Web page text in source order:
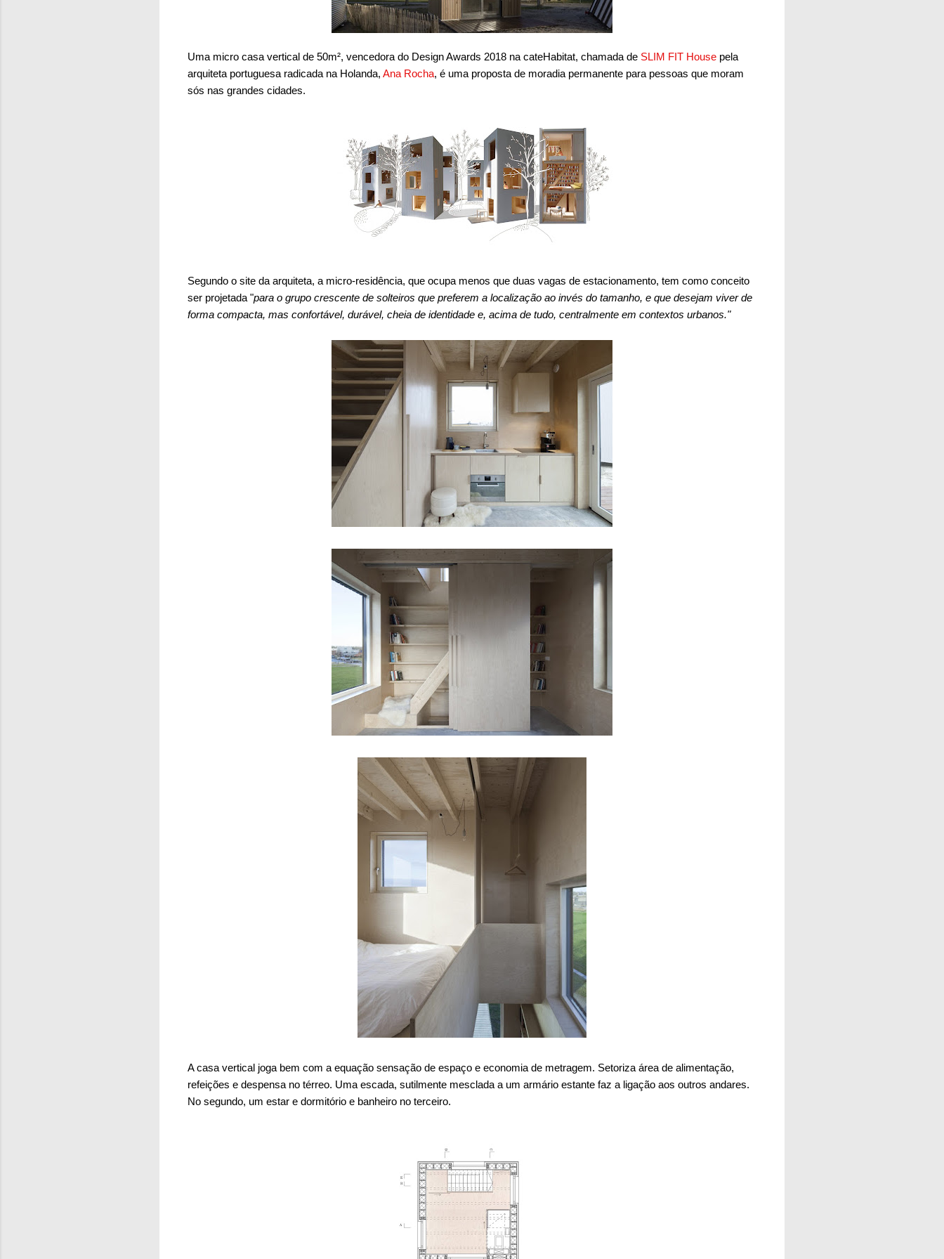
Uma micro casa vertical de 50m², vencedora do Design Awards 2018 na cateHabitat, chamada de SLIM FIT House pela
arquiteta portuguesa radicada na Holanda, Ana Rocha, é uma proposta de moradia permanente para pessoas que moram
sós nas grandes cidades.
Segundo o site da arquiteta, a micro-residência, que ocupa menos que duas vagas de estacionamento, tem como conceito
ser projetada "para o grupo crescente de solteiros que preferem a localização ao invés do tamanho, e que desejam viver de
forma compacta, mas confortável, durável, cheia de identidade e, acima de tudo, centralmente em contextos urbanos."
A casa vertical joga bem com a equação sensação de espaço e economia de metragem. Setoriza área de alimentação,
refeições e despensa no térreo. Uma escada, sutilmente mesclada a um armário estante faz a ligação aos outros andares.
No segundo, um estar e dormitório e banheiro no terceiro.